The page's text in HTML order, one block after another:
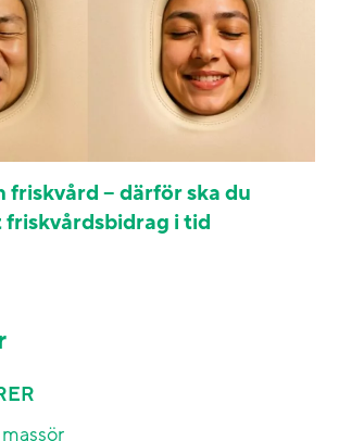
friskvård – därför ska du
i tid